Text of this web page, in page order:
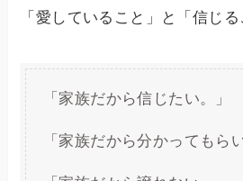
「愛していること」と「信じる
「家族だから信じたい。」
「家族だから分かってもら